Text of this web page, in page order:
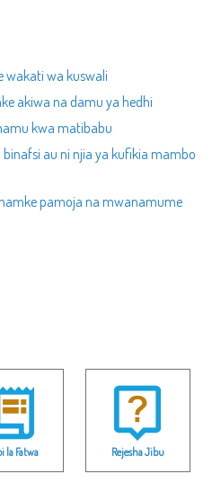
wakati wa kuswali
akiwa na damu ya hedhi
kwa matibabu
au ni njia ya kufikia mambo
pamoja na mwanamume
la Fatwa Rejesha Jibu